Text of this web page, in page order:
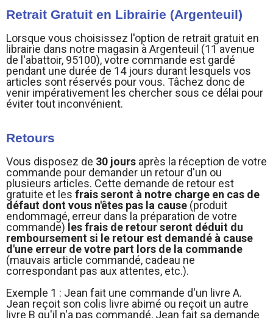
Retrait Gratuit en Librairie (Argenteuil)
Lorsque vous choisissez l'option de retrait gratuit en
librairie dans notre magasin à Argenteuil (11 avenue
de l'abattoir, 95100), votre commande est gardé
pendant une durée de 14 jours durant lesquels vos
articles sont réservés pour vous. Tâchez donc de
venir impérativement les chercher sous ce délai pour
éviter tout inconvénient.
Retours
Vous disposez de 30 jours après la réception de votre
commande pour demander un retour d'un ou
plusieurs articles. Cette demande de retour est
gratuite et les frais seront à notre charge en cas de
défaut dont vous n'êtes pas la cause (produit
endommagé, erreur dans la préparation de votre
commande) les frais de retour seront déduit du
remboursement si le retour est demandé à cause
d'une erreur de votre part lors de la commande
(mauvais article commandé, cadeau ne
correspondant pas aux attentes, etc.).
Exemple 1 : Jean fait une commande d'un livre A.
Jean reçoit son colis livre abimé ou reçoit un autre
livre B qu'il n'a pas commandé, Jean fait sa demande